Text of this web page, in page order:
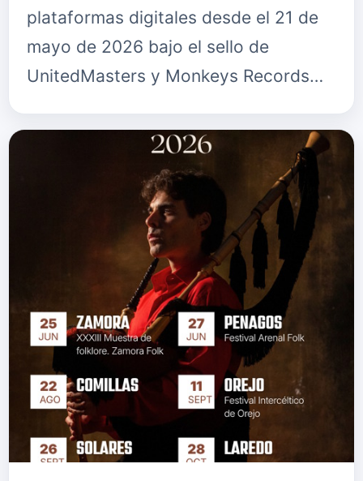
plataformas digitales desde el 21 de
mayo de 2026 bajo el sello de
UnitedMasters y Monkeys Records
continúa consolidando su crecimiento